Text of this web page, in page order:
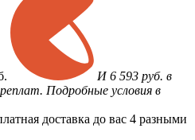
И 6 593 руб. в
Подробные условия в
доставка до вас 4 разными